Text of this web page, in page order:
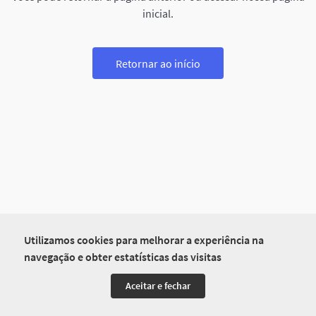
Utilizamos cookies para melhorar a experiência na
navegação e obter estatísticas das visitas
Aceitar e fechar
inicial.
Retornar ao início